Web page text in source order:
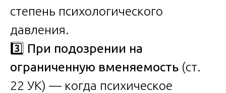
степень психологического
давления.
3️⃣ При подозрении на
ограниченную вменяемость (ст.
22 УК) — когда психическое